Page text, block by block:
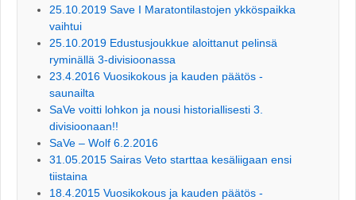
25.10.2019 Save I Maratontilastojen ykköspaikka
vaihtui
25.10.2019 Edustusjoukkue aloittanut pelinsä
ryminällä 3-divisioonassa
23.4.2016 Vuosikokous ja kauden päätös -
saunailta
SaVe voitti lohkon ja nousi historiallisesti 3.
divisioonaan!!
SaVe – Wolf 6.2.2016
31.05.2015 Sairas Veto starttaa kesäliigaan ensi
tiistaina
18.4.2015 Vuosikokous ja kauden päätös -